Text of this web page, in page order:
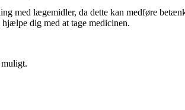
med lægemidler, da dette kan medføre
dig med at tage medicinen.